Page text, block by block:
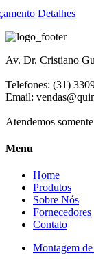
Detalhes
Av. Dr. Cristiano
Telefones: (31)
Email:
Atendemos
Menu
Home
Produtos
Sobre Nós
Fornecedores
Contato
Montagem